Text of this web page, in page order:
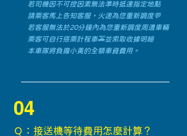
若司機因不可控因素無法準時抵達指定地點
請乘客馬上告知客服，火速為您重新調度💬
若客服無法於20分鐘內為您重新調度周邊車輛
乘客可自行搭乘計程車🚕並索取收據明細
​ 本車隊將負擔小黃的全額車資費用。
04
Ｑ：接送機等待費用怎麼計算？